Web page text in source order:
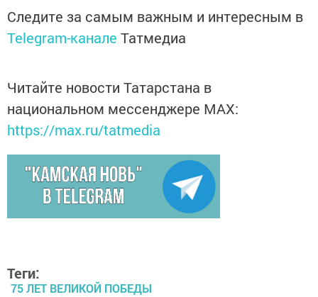
Следите за самым важным и интересным в
Telegram-канале Татмедиа
Читайте новости Татарстана в
национальном мессенджере MАХ:
https://max.ru/tatmedia
Теги:
75 ЛЕТ ВЕЛИКОЙ ПОБЕДЫ